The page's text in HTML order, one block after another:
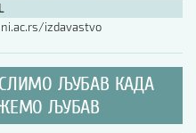
izdavastvo
ЉУБАВ КАДА
ЉУБАВ